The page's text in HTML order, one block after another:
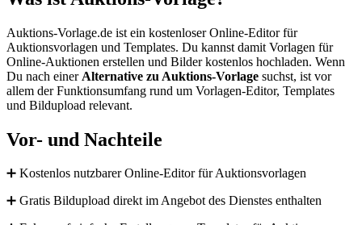
Auktions-Vorlage.de ist ein kostenloser Online-Editor für
Auktionsvorlagen und Templates. Du kannst damit Vorlagen für
Online-Auktionen erstellen und Bilder kostenlos hochladen. Wenn
Du nach einer Alternative zu Auktions-Vorlage suchst, ist vor
allem der Funktionsumfang rund um Vorlagen-Editor, Templates
und Bildupload relevant.
Vor- und Nachteile
➕ Kostenlos nutzbarer Online-Editor für Auktionsvorlagen
➕ Gratis Bildupload direkt im Angebot des Dienstes enthalten